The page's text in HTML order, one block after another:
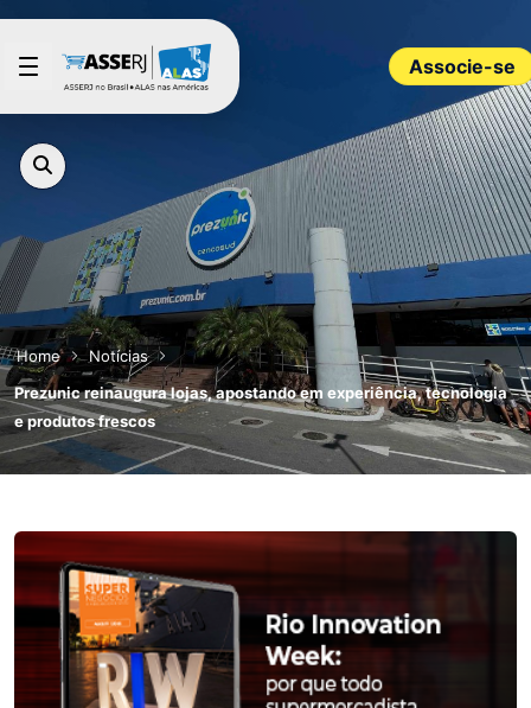
Pular para o Conteúdo principal
Associe-se
Home
Notícias
Prezunic reinaugura lojas, apostando em experiência, tecnologia
e produtos frescos